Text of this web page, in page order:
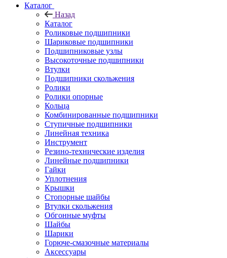
Каталог
Назад
Каталог
Роликовые подшипники
Шариковые подшипники
Подшипниковые узлы
Высокоточные подшипники
Втулки
Подшипники скольжения
Ролики
Ролики опорные
Кольца
Комбинированные подшипники
Ступичные подшипники
Линейная техника
Инструмент
Резино-технические изделия
Линейные подшипники
Гайки
Уплотнения
Крышки
Стопорные шайбы
Втулки скольжения
Обгонные муфты
Шайбы
Шарики
Горюче-смазочные материалы
Аксессуары